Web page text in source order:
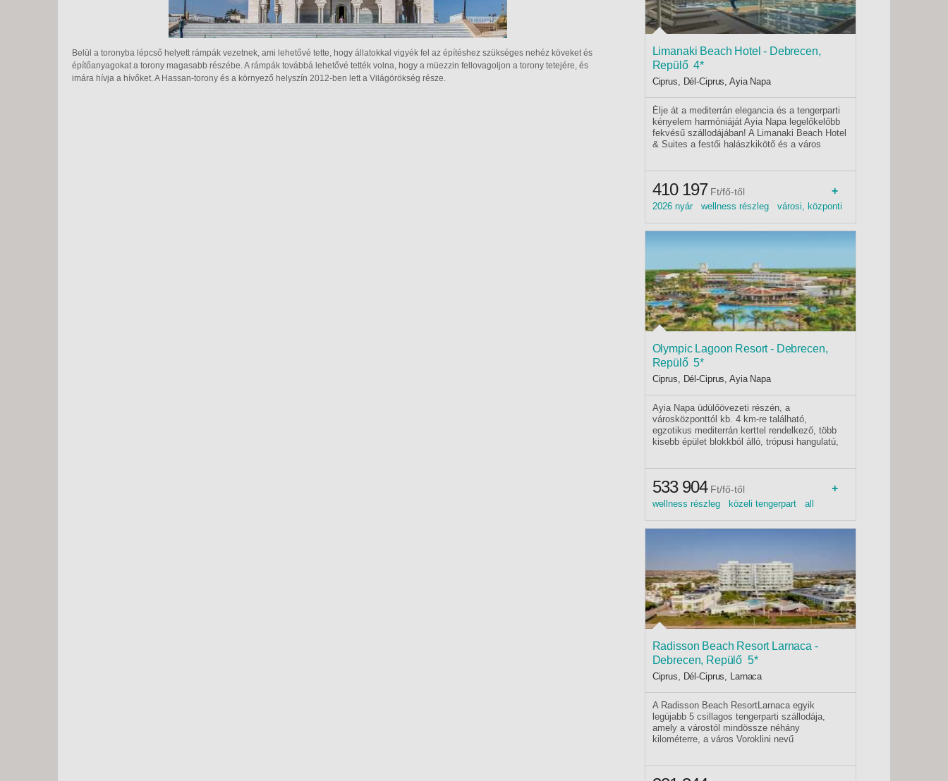
Belül a toronyba lépcső helyett rámpák vezetnek, ami lehetővé tette, hogy állatokkal vigyék fel az építéshez szükséges nehéz köveket és
építőanyagokat a torony magasabb részébe. A rámpák továbbá lehetővé tették volna, hogy a müezzin fellovagoljon a torony tetejére, és
imára hívja a hívőket. A Hassan-torony és a környező helyszín 2012-ben lett a Világörökség része.
Limanaki Beach Hotel - Debrecen,
Repülő 4*
Ciprus, Dél-Ciprus, Ayia Napa
Élje át a mediterrán elegancia és a tengerparti
kényelem harmóniáját Ayia Napa legelőkelőbb
fekvésű szállodájában! A Limanaki Beach Hotel
& Suites a festői halászkikötő és a város
vendégszeretettel.
410 197 Ft/fő-től +
2026 nyár wellness részleg városi, központi
Olympic Lagoon Resort - Debrecen,
Repülő 5*
Ciprus, Dél-Ciprus, Ayia Napa
Ayia Napa üdülőövezeti részén, a
városközponttól kb. 4 km-re található,
egzotikus mediterrán kerttel rendelkező, több
kisebb épület blokkból álló, trópusi hangulatú,
533 904 Ft/fő-től +
wellness részleg közeli tengerpart all
Radisson Beach Resort Larnaca -
Debrecen, Repülő 5*
Ciprus, Dél-Ciprus, Larnaca
A Radisson Beach ResortLarnaca egyik
legújabb 5 csillagos tengerparti szállodája,
amely a várostól mindössze néhány
kilométerre, a város Voroklini nevű